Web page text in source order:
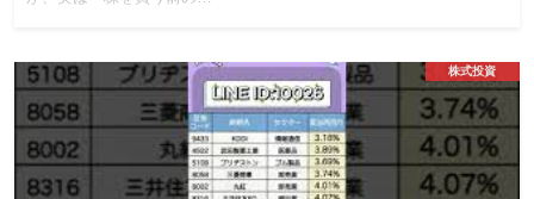
株式投資